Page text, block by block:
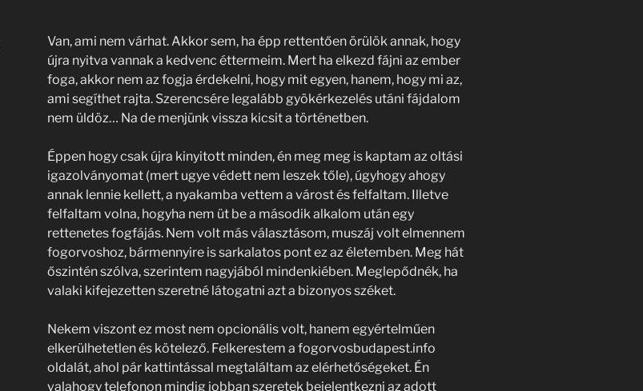
Van, ami nem várhat. Akkor sem, ha épp rettentően örülök annak, hogy
újra nyitva vannak a kedvenc éttermeim. Mert ha elkezd fájni az ember
foga, akkor nem az fogja érdekelni, hogy mit egyen, hanem, hogy mi az,
ami segíthet rajta. Szerencsére legalább gyökérkezelés utáni fájdalom
nem üldöz… Na de menjünk vissza kicsit a történetben.
Éppen hogy csak újra kinyitott minden, én meg meg is kaptam az oltási
igazolványomat (mert ugye védett nem leszek tőle), úgyhogy ahogy
annak lennie kellett, a nyakamba vettem a várost és felfaltam. Illetve
felfaltam volna, hogyha nem üt be a második alkalom után egy
rettenetes fogfájás. Nem volt más választásom, muszáj volt elmennem
fogorvoshoz, bármennyire is sarkalatos pont ez az életemben. Meg hát
őszintén szólva, szerintem nagyjából mindenkiében. Meglepődnék, ha
valaki kifejezetten szeretné látogatni azt a bizonyos széket.
Nekem viszont ez most nem opcionális volt, hanem egyértelműen
elkerülhetetlen és kötelező. Felkerestem a fogorvosbudapest.info
oldalát, ahol pár kattintással megtaláltam az elérhetőségeket. Én
valahogy telefonon mindig jobban szeretek bejelentkezni az adott